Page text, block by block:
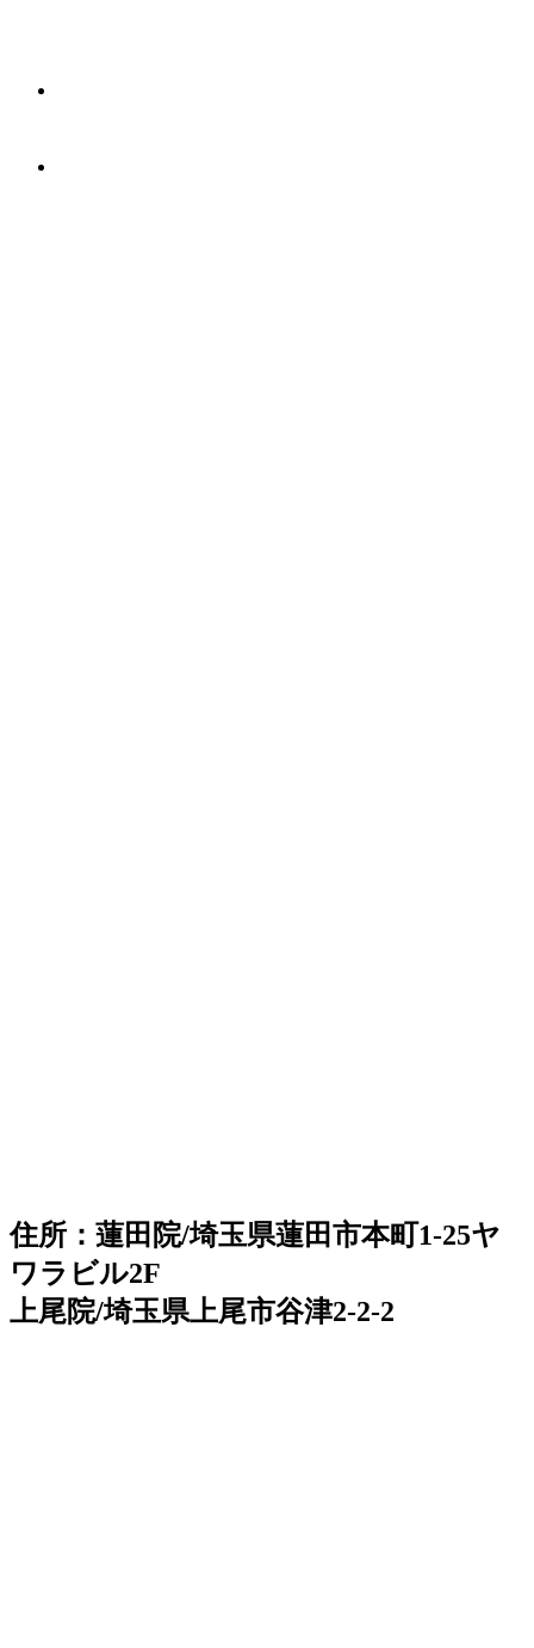
住所：蓮田院/埼玉県蓮田市本町1-25ヤ
ワラビル2F
上尾院/埼玉県上尾市谷津2-2-2